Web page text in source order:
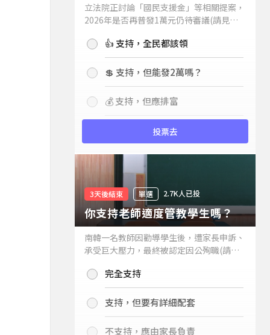
立法院正討論「國民支援金」等相關提案，
2026年是否再普發1萬元仍待審議(請見下
持嗎？👍 支持，全民都該領
💲 支持，但能發2萬嗎？
💰 支持，但應排富
投票去
3天後結束 單選 2.7K人已投
你支持老師適度管教學生嗎？
南韓一名教師因勸導學生後，遭家長申訴、
承受巨大壓力，最終被認定因公殉職(請見
你支持老師適度管教學生嗎？
完全支持
支持，但要有詳細配套
不支持，應由家長負責